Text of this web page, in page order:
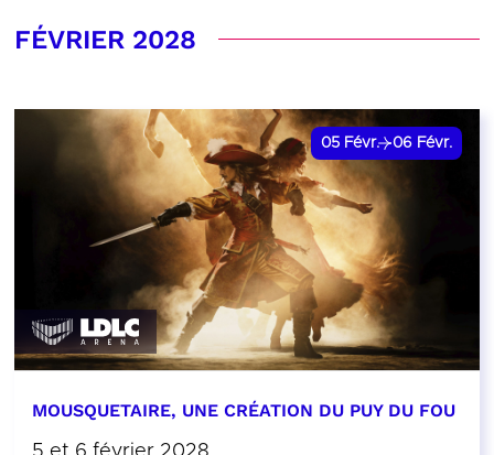
FÉVRIER 2028
05 Févr. 06 Févr.
MOUSQUETAIRE, UNE CRÉATION DU PUY DU FOU